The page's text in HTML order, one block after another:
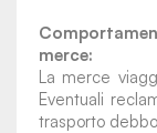
merce:
La merce
Eventuali
trasporto